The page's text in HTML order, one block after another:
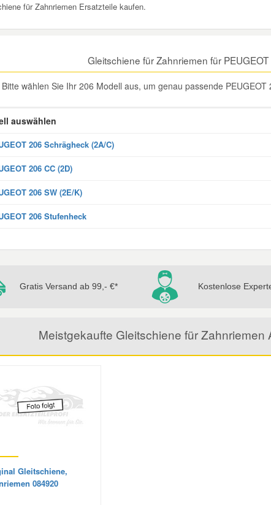
für Zahnriemen Ersatzteile kaufen.
Gleitschiene für Zahnriemen für
Bitte wählen Sie Ihr 206 Modell aus, um genau passende
auswählen
206 Schrägheck (2A/C)
206 CC (2D)
206 SW (2E/K)
206 Stufenheck
Gratis Versand ab 99,- €* Kostenlose
Meistgekaufte Gleitschiene für Zahnriemen
Gleitschiene,
084920